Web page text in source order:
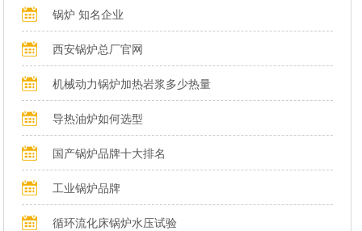
锅炉 知名企业
西安锅炉总厂官网
机械动力锅炉加热岩浆多少热量
导热油炉如何选型
国产锅炉品牌十大排名
工业锅炉品牌
循环流化床锅炉水压试验